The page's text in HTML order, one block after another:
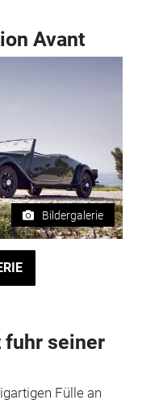
Avant
Bildergalerie
fuhr seiner
Fülle an